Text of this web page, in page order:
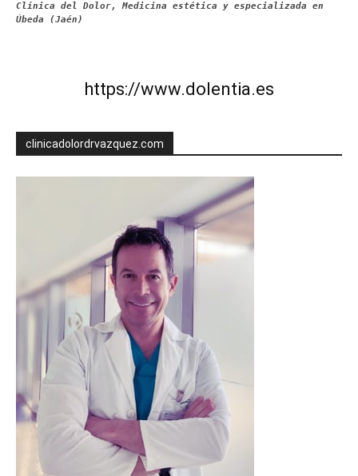
Clínica del Dolor, Medicina estética y especializada en
Úbeda (Jaén)
https://www.dolentia.es
clinicadolordrvazquez.com